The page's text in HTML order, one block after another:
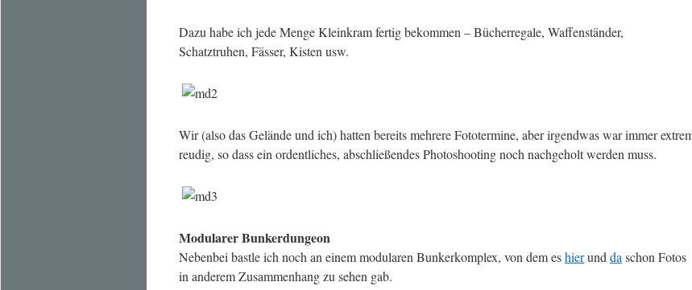
Dazu habe ich jede Menge Kleinkram fertig bekommen – Bücherregale, Waffenständer,
Schatztruhen, Fässer, Kisten usw.
Wir (also das Gelände und ich) hatten bereits mehrere Fototermine, aber irgendwas war immer
reudig, so dass ein ordentliches, abschließendes Photoshooting noch nachgeholt werden muss.
Modularer Bunkerdungeon
Nebenbei bastle ich noch an einem modularen Bunkerkomplex, von dem eshierund da schon Fotos
in anderem Zusammenhang zu sehen gab.